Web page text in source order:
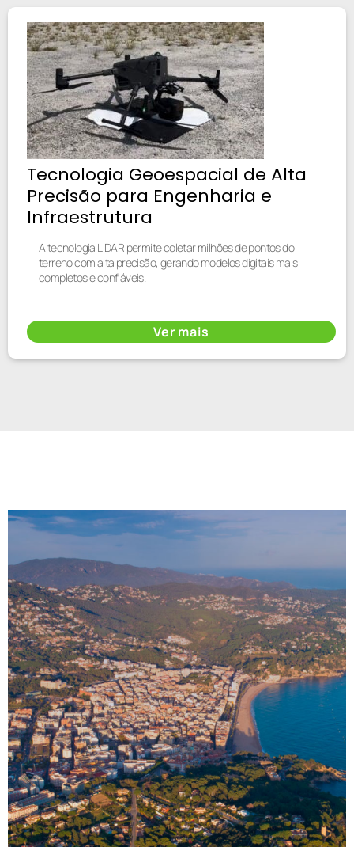
Tecnologia Geoespacial de Alta
Precisão para Engenharia e
Infraestrutura
A tecnologia LiDAR permite coletar milhões de pontos do
terreno com alta precisão, gerando modelos digitais mais
completos e confiáveis.
Ver mais